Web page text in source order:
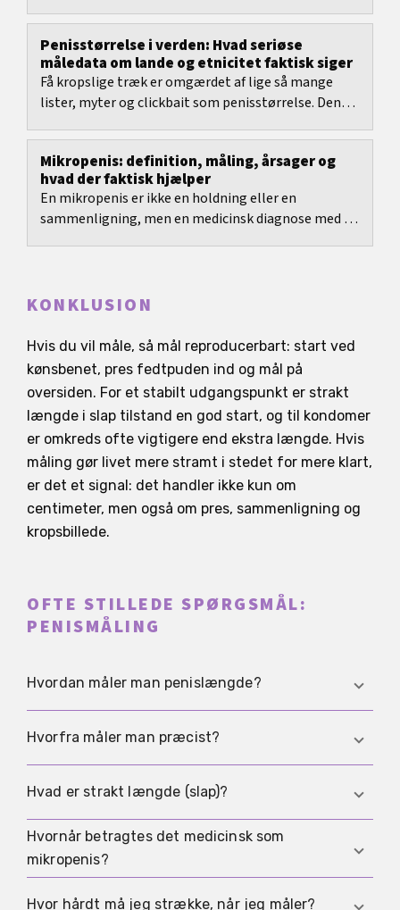
forståeligt,...
Penisstørrelse i verden: Hvad seriøse
måledata om lande og etnicitet faktisk siger
Få kropslige træk er omgærdet af lige så mange
lister, myter og clickbait som penisstørrelse. Denne
Mikropenis: definition, måling, årsager og
hvad der faktisk hjælper
En mikropenis er ikke en holdning eller en
sammenligning, men en medicinsk diagnose med en
KONKLUSION
Hvis du vil måle, så mål reproducerbart: start ved
kønsbenet, pres fedtpuden ind og mål på
oversiden. For et stabilt udgangspunkt er strakt
længde i slap tilstand en god start, og til kondomer
er omkreds ofte vigtigere end ekstra længde. Hvis
måling gør livet mere stramt i stedet for mere klart,
er det et signal: det handler ikke kun om
centimeter, men også om pres, sammenligning og
kropsbillede.
OFTE STILLEDE SPØRGSMÅL:
PENISMÅLING
Hvordan måler man penislængde?
For sammenlignelige værdier måler du på
fedtpuden ved kønsbenet let ind for at holde
startpunktet stabilt.
Hvorfra måler man præcist?
Fra kønsbenet til spidsen. Måling fra huden gør
og kropsstilling.
Hvad er strakt længde (slap)?
Det er længden i slap tilstand efter at du
forsigtigt har strakt til modstand. Du måler fra
Hvornår betragtes det medicinsk som
mikropenis?
Det vurderes medicinsk via strakt længde i slap
Hvor hårdt må jeg strække, når jeg måler?